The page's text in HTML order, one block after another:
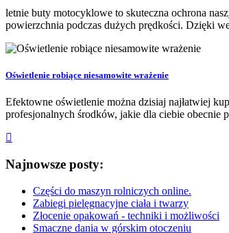
letnie buty motocyklowe to skuteczna ochrona
powierzchnia podczas dużych prędkości. Dzięki
Oświetlenie robiące niesamowite wrażenie
Efektowne oświetlenie można dzisiaj najłatwiej
profesjonalnych środków, jakie dla ciebie obecnie
Najnowsze posty:
Części do maszyn rolniczych online.
Zabiegi pielęgnacyjne ciała i twarzy
Złocenie opakowań - techniki i możliwości
Smaczne dania w górskim otoczeniu